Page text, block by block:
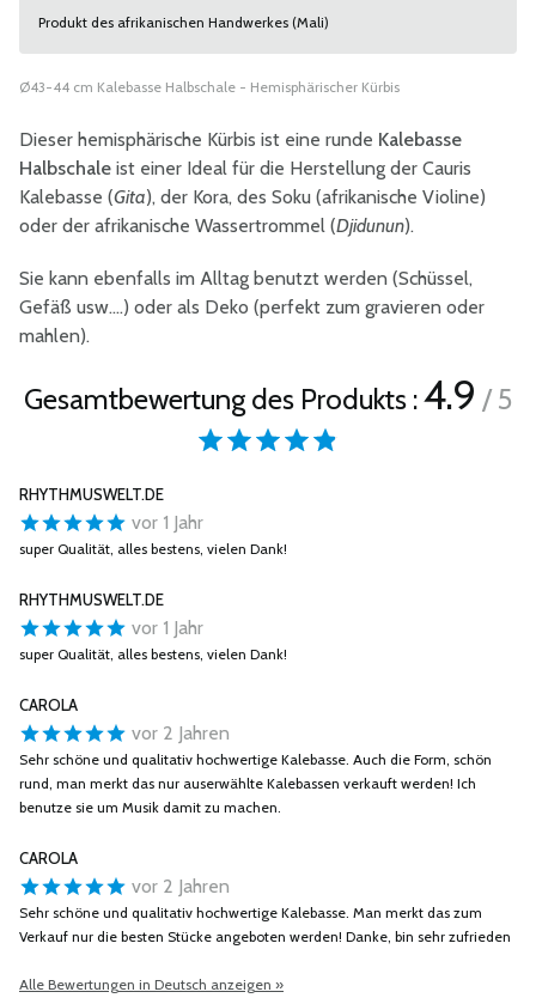
Produkt des afrikanischen Handwerkes (Mali)
Ø43-44 cm Kalebasse Halbschale - Hemisphärischer Kürbis
Dieser hemisphärische Kürbis ist eine runde Kalebasse
Halbschale ist einer Ideal für die Herstellung der Cauris
Kalebasse (Gita), der Kora, des Soku (afrikanische Violine)
oder der afrikanische Wassertrommel (Djidunun).
Sie kann ebenfalls im Alltag benutzt werden (Schüssel,
Gefäß usw.…) oder als Deko (perfekt zum gravieren oder
mahlen).
Gesamtbewertung des Produkts :4.9 / 5
RHYTHMUSWELT.DE
vor 1 Jahr
super Qualität, alles bestens, vielen Dank!
RHYTHMUSWELT.DE
vor 1 Jahr
super Qualität, alles bestens, vielen Dank!
CAROLA
vor 2 Jahren
Sehr schöne und qualitativ hochwertige Kalebasse. Auch die Form, schön
rund, man merkt das nur auserwählte Kalebassen verkauft werden! Ich
benutze sie um Musik damit zu machen.
CAROLA
vor 2 Jahren
Sehr schöne und qualitativ hochwertige Kalebasse. Man merkt das zum
Verkauf nur die besten Stücke angeboten werden! Danke, bin sehr zufrieden
Alle Bewertungen in Deutsch anzeigen »